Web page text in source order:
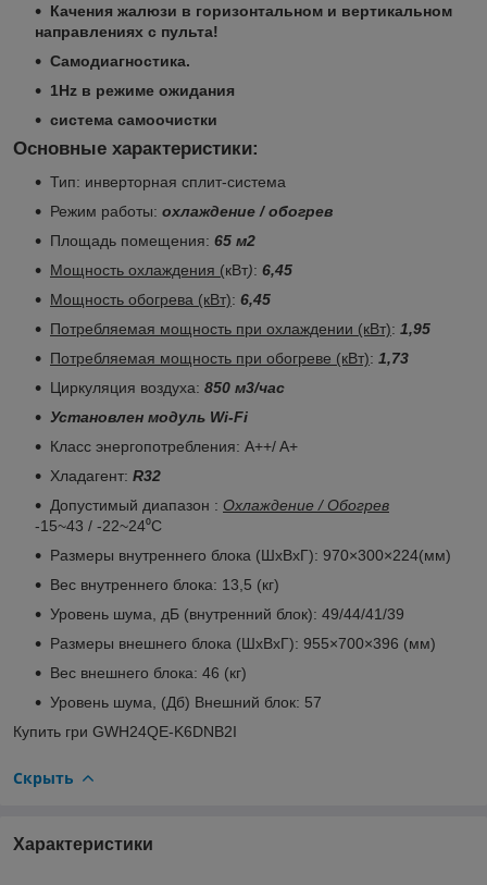
Качения жалюзи в горизонтальном и вертикальном
направлениях с пульта!
Самодиагностика.
1Hz в режиме ожидания
система самоочистки
Основные характеристики:
Тип: инверторная сплит-система
Режим работы: охлаждение / обогрев
Площадь помещения: 65 м2
Мощность охлаждения (кВт): 6,45
Мощность обогрева (кВт): 6,45
Потребляемая мощность при охлаждении (кВт): 1,95
Потребляемая мощность при обогреве (кВт): 1,73
Циркуляция воздуха: 850 м3/час
Установлен модуль Wi-Fi
Класс энергопотребления: A++/ A+
Хладагент: R32
Допустимый диапазон : Охлаждение / Обогрев
-15~43 / -22~24⁰C
Размеры внутреннего блока (ШхВхГ): 970×300×224(мм)
Вес внутреннего блока: 13,5 (кг)
Уровень шума, дБ (внутренний блок): 49/44/41/39
Размеры внешнего блока (ШхВхГ): 955×700×396 (мм)
Вес внешнего блока: 46 (кг)
Уровень шума, (Дб) Внешний блок: 57
Купить гри GWH24QE-K6DNB2I
Скрыть
Характеристики